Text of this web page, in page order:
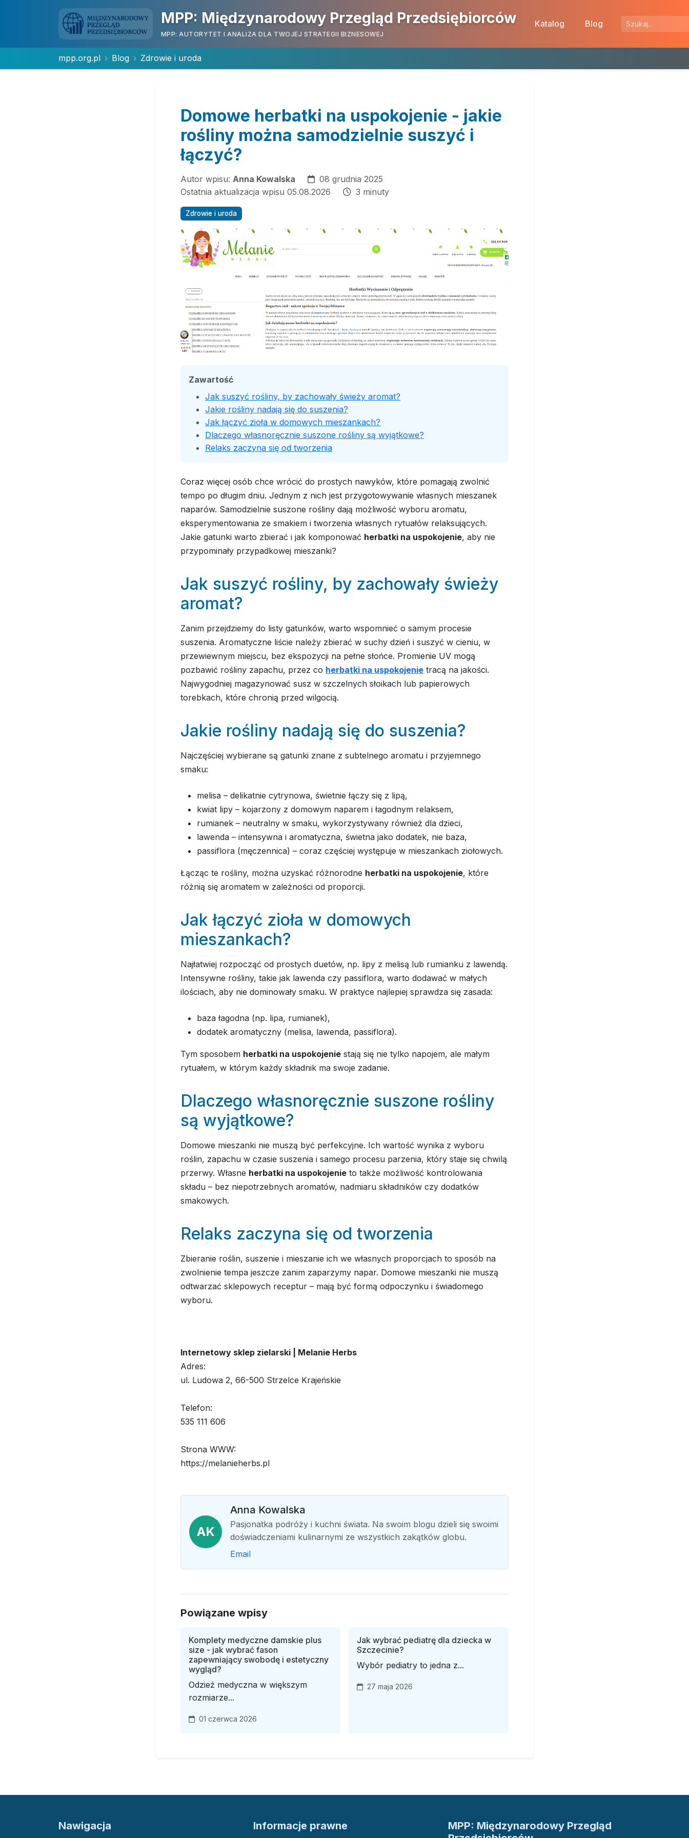
MPP: Międzynarodowy Przegląd Przedsiębiorców
MPP: AUTORYTET I ANALIZA DLA TWOJEJ STRATEGII BIZNESOWEJ
Katalog Blog
mpp.org.pl Blog Zdrowie i uroda
Domowe herbatki na uspokojenie - jakie
rośliny można samodzielnie suszyć i
łączyć?
Autor wpisu: Anna Kowalska
08 grudnia 2025
Ostatnia aktualizacja wpisu 05.08.2026
3 minuty
Zdrowie i uroda
Zawartość
Jak suszyć rośliny, by zachowały świeży aromat?
Jakie rośliny nadają się do suszenia?
Jak łączyć zioła w domowych mieszankach?
Dlaczego własnoręcznie suszone rośliny są wyjątkowe?
Relaks zaczyna się od tworzenia
Coraz więcej osób chce wrócić do prostych nawyków, które pomagają zwolnić
tempo po długim dniu. Jednym z nich jest przygotowywanie własnych mieszanek
naparów. Samodzielnie suszone rośliny dają możliwość wyboru aromatu,
eksperymentowania ze smakiem i tworzenia własnych rytuałów relaksujących.
Jakie gatunki warto zbierać i jak komponować herbatki na uspokojenie, aby nie
przypominały przypadkowej mieszanki?
Jak suszyć rośliny, by zachowały świeży
aromat?
Zanim przejdziemy do listy gatunków, warto wspomnieć o samym procesie
suszenia. Aromatyczne liście należy zbierać w suchy dzień i suszyć w cieniu, w
przewiewnym miejscu, bez ekspozycji na pełne słońce. Promienie UV mogą
pozbawić rośliny zapachu, przez co herbatki na uspokojenie tracą na jakości.
Najwygodniej magazynować susz w szczelnych słoikach lub papierowych
torebkach, które chronią przed wilgocią.
Jakie rośliny nadają się do suszenia?
Najczęściej wybierane są gatunki znane z subtelnego aromatu i przyjemnego
smaku:
melisa – delikatnie cytrynowa, świetnie łączy się z lipą,
kwiat lipy – kojarzony z domowym naparem i łagodnym relaksem,
rumianek – neutralny w smaku, wykorzystywany również dla dzieci,
lawenda – intensywna i aromatyczna, świetna jako dodatek, nie baza,
passiflora (męczennica) – coraz częściej występuje w mieszankach ziołowych.
Łącząc te rośliny, można uzyskać różnorodne herbatki na uspokojenie, które
różnią się aromatem w zależności od proporcji.
Jak łączyć zioła w domowych
mieszankach?
Najłatwiej rozpocząć od prostych duetów, np. lipy z melisą lub rumianku z lawendą.
Intensywne rośliny, takie jak lawenda czy passiflora, warto dodawać w małych
ilościach, aby nie dominowały smaku. W praktyce najlepiej sprawdza się zasada:
baza łagodna (np. lipa, rumianek),
dodatek aromatyczny (melisa, lawenda, passiflora).
Tym sposobem herbatki na uspokojenie stają się nie tylko napojem, ale małym
rytuałem, w którym każdy składnik ma swoje zadanie.
Dlaczego własnoręcznie suszone rośliny
są wyjątkowe?
Domowe mieszanki nie muszą być perfekcyjne. Ich wartość wynika z wyboru
roślin, zapachu w czasie suszenia i samego procesu parzenia, który staje się chwilą
przerwy. Własne herbatki na uspokojenie to także możliwość kontrolowania
składu – bez niepotrzebnych aromatów, nadmiaru składników czy dodatków
smakowych.
Relaks zaczyna się od tworzenia
Zbieranie roślin, suszenie i mieszanie ich we własnych proporcjach to sposób na
zwolnienie tempa jeszcze zanim zaparzymy napar. Domowe mieszanki nie muszą
odtwarzać sklepowych receptur – mają być formą odpoczynku i świadomego
wyboru.
Internetowy sklep zielarski | Melanie Herbs
Adres:
ul. Ludowa 2, 66-500 Strzelce Krajeńskie
Telefon:
535 111 606
Strona WWW:
https://melanieherbs.pl
AK
Anna Kowalska
Pasjonatka podróży i kuchni świata. Na swoim blogu dzieli się swoimi
doświadczeniami kulinarnymi ze wszystkich zakątków globu.
Email
Powiązane wpisy
Komplety medyczne damskie plus
size - jak wybrać fason
zapewniający swobodę i estetyczny
wygląd?
Odzież medyczna w większym
rozmiarze...
01 czerwca 2026
Jak wybrać pediatrę dla dziecka w
Szczecinie?
Wybór pediatry to jedna z...
27 maja 2026
Nawigacja Informacje prawne
MPP: Międzynarodowy Przegląd